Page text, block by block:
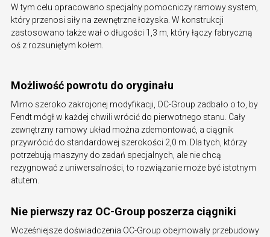
W tym celu opracowano specjalny pomocniczy ramowy system,
który przenosi siły na zewnętrzne łożyska. W konstrukcji
zastosowano także wał o długości 1,3 m, który łączy fabryczną
oś z rozsuniętym kołem.
Możliwość powrotu do oryginału
Mimo szeroko zakrojonej modyfikacji, OC-Group zadbało o to, by
Fendt mógł w każdej chwili wrócić do pierwotnego stanu. Cały
zewnętrzny ramowy układ można zdemontować, a ciągnik
przywrócić do standardowej szerokości 2,0 m. Dla tych, którzy
potrzebują maszyny do zadań specjalnych, ale nie chcą
rezygnować z uniwersalności, to rozwiązanie może być istotnym
atutem.
Nie pierwszy raz OC-Group poszerza ciągniki
Wcześniejsze doświadczenia OC-Group obejmowały przebudowy